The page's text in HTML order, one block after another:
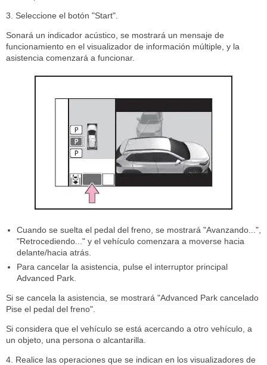
3. Seleccione el botón "Start".
Sonará un indicador acústico, se mostrará un mensaje de
funcionamiento en el visualizador de información múltiple, y la
asistencia comenzará a funcionar.
Cuando se suelta el pedal del freno, se mostrará "Avanzando...",
"Retrocediendo..." y el vehículo comenzara a moverse hacia
delante/hacia atrás.
Para cancelar la asistencia, pulse el interruptor principal
Advanced Park.
Si se cancela la asistencia, se mostrará "Advanced Park cancelado
Pise el pedal del freno".
Si considera que el vehículo se está acercando a otro vehículo, a
un objeto, una persona o alcantarilla.
4. Realice las operaciones que se indican en los visualizadores de